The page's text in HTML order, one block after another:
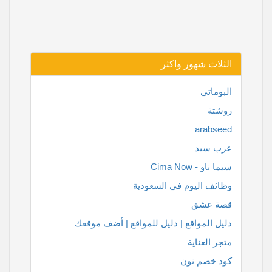
الثلاث شهور واكثر
البوماتي
روشتة
arabseed
عرب سيد
سيما ناو - Cima Now
وظائف اليوم في السعودية
قصة عشق
دليل المواقع | دليل للمواقع | أضف موقعك
متجر العناية
كود خصم نون